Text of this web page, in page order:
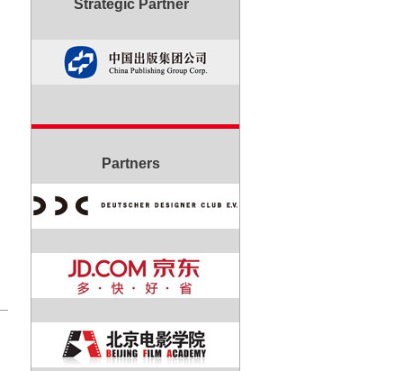
Strategic Partner
Partners